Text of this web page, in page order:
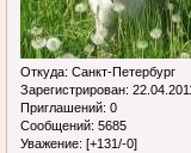
Откуда: Санкт-Петербург
Зарегистрирован:
Приглашений: 0
Сообщений: 5685
Уважение: [+131/-0]